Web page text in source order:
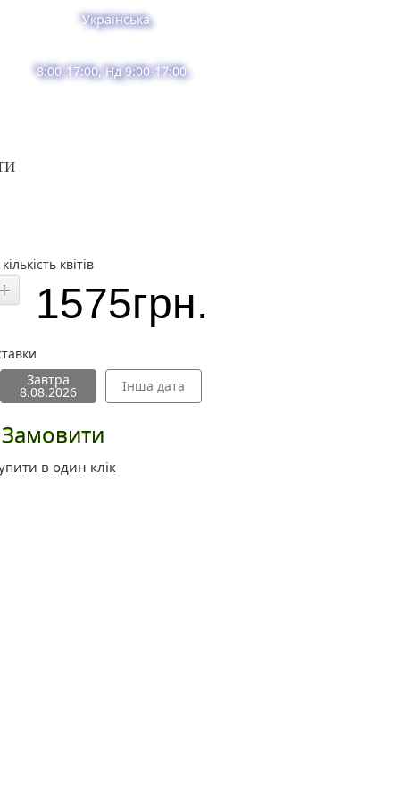
Українська
8:00-17:00, Нд 9:00-17:00
квітів
1575грн.
Завтра
8.08.2026 Інша дата
Замовити
в один клік